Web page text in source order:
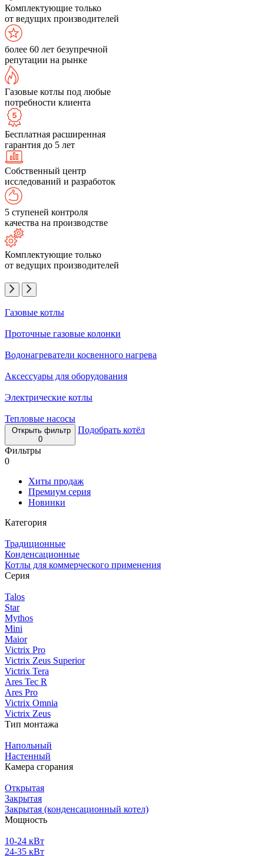
Комплектующие только
от ведущих производителей
более 60 лет безупречной
репутации на рынке
Газовые котлы под любые
потребности клиента
Бесплатная расширенная
гарантия до 5 лет
Собственный центр
исследований и разработок
5 ступеней контроля
качества на производстве
Комплектующие только
от ведущих производителей
Газовые котлы
Проточные газовые колонки
Водонагреватели косвенного нагрева
Аксессуары для оборудования
Электрические котлы
Тепловые насосы
Открыть фильтр
0
Подобрать котёл
Фильтры
0
Хиты продаж
Премиум серия
Новинки
Категория
Традиционные
Конденсационные
Котлы для коммерческого применения
Серия
Talos
Star
Mythos
Mini
Maior
Victrix Pro
Victrix Zeus Superior
Victrix Tera
Ares Tec R
Ares Pro
Victrix Omnia
Victrix Zeus
Тип монтажа
Напольный
Настенный
Камера сгорания
Открытая
Закрытая
Закрытая (конденсационный котел)
Мощность
10-24 кВт
24-35 кВт